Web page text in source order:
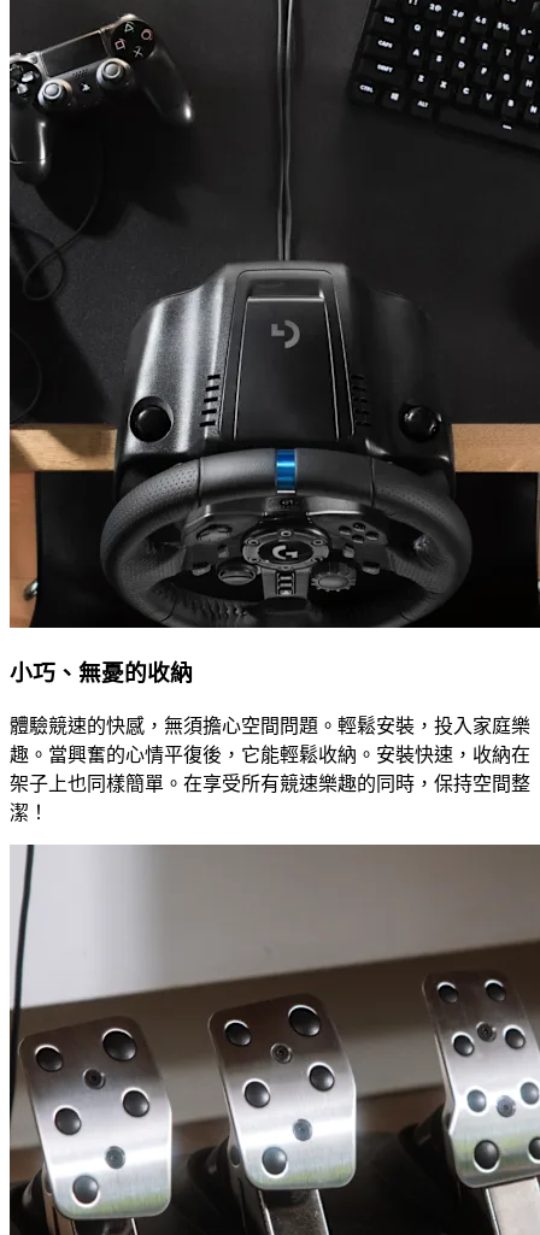
小巧、無憂的收納
體驗競速的快感，無須擔心空間問題。輕鬆安裝，投入家庭樂
趣。當興奮的心情平復後，它能輕鬆收納。安裝快速，收納在
架子上也同樣簡單。在享受所有競速樂趣的同時，保持空間整
潔！